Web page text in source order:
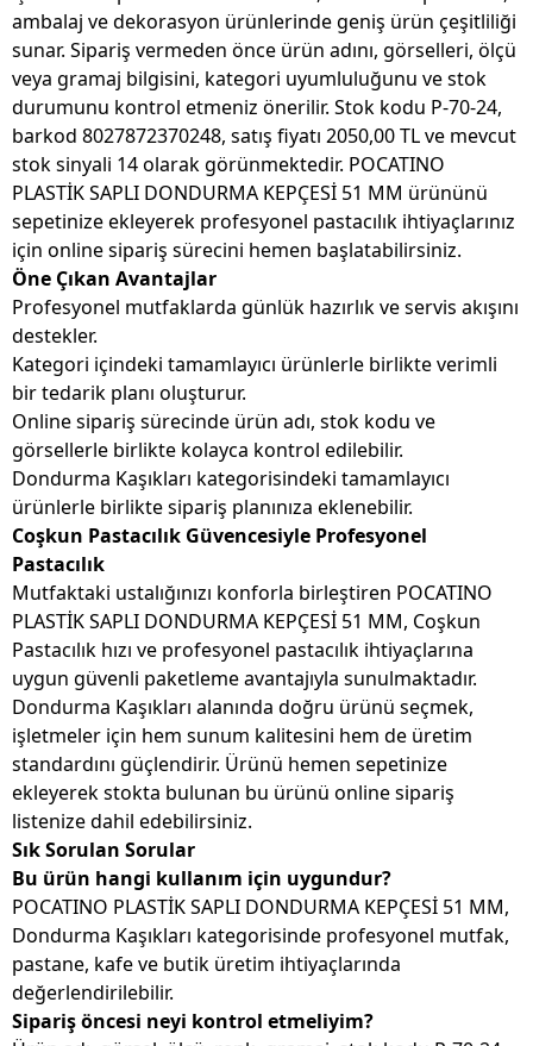
ambalaj ve dekorasyon ürünlerinde geniş ürün çeşitliliği
sunar. Sipariş vermeden önce ürün adını, görselleri, ölçü
veya gramaj bilgisini, kategori uyumluluğunu ve stok
durumunu kontrol etmeniz önerilir. Stok kodu P-70-24,
barkod 8027872370248, satış fiyatı 2050,00 TL ve mevcut
stok sinyali 14 olarak görünmektedir. POCATINO
PLASTİK SAPLI DONDURMA KEPÇESİ 51 MM ürününü
sepetinize ekleyerek profesyonel pastacılık ihtiyaçlarınız
için online sipariş sürecini hemen başlatabilirsiniz.
Öne Çıkan Avantajlar
Profesyonel mutfaklarda günlük hazırlık ve servis akışını
destekler.
Kategori içindeki tamamlayıcı ürünlerle birlikte verimli
bir tedarik planı oluşturur.
Online sipariş sürecinde ürün adı, stok kodu ve
görsellerle birlikte kolayca kontrol edilebilir.
Dondurma Kaşıkları kategorisindeki tamamlayıcı
ürünlerle birlikte sipariş planınıza eklenebilir.
Coşkun Pastacılık Güvencesiyle Profesyonel
Pastacılık
Mutfaktaki ustalığınızı konforla birleştiren POCATINO
PLASTİK SAPLI DONDURMA KEPÇESİ 51 MM, Coşkun
Pastacılık hızı ve profesyonel pastacılık ihtiyaçlarına
uygun güvenli paketleme avantajıyla sunulmaktadır.
Dondurma Kaşıkları alanında doğru ürünü seçmek,
işletmeler için hem sunum kalitesini hem de üretim
standardını güçlendirir. Ürünü hemen sepetinize
ekleyerek stokta bulunan bu ürünü online sipariş
listenize dahil edebilirsiniz.
Sık Sorulan Sorular
Bu ürün hangi kullanım için uygundur?
POCATINO PLASTİK SAPLI DONDURMA KEPÇESİ 51 MM,
Dondurma Kaşıkları kategorisinde profesyonel mutfak,
pastane, kafe ve butik üretim ihtiyaçlarında
değerlendirilebilir.
Sipariş öncesi neyi kontrol etmeliyim?